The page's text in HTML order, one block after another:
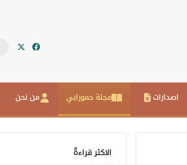
فيسبوك
اصدارات مجلة حمورابي من نحن
الاكثر قراءةً